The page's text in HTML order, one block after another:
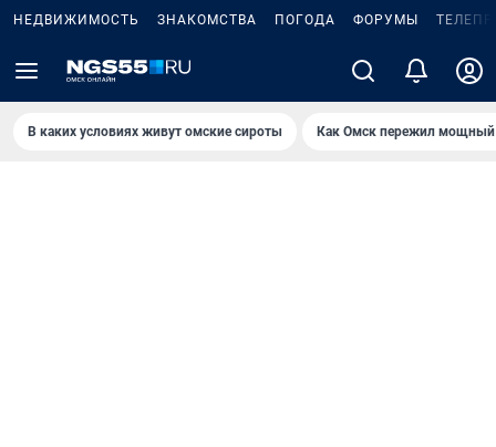
НЕДВИЖИМОСТЬ ЗНАКОМСТВА ПОГОДА ФОРУМЫ
В каких условиях живут омские сироты Как Омск пережил мощный